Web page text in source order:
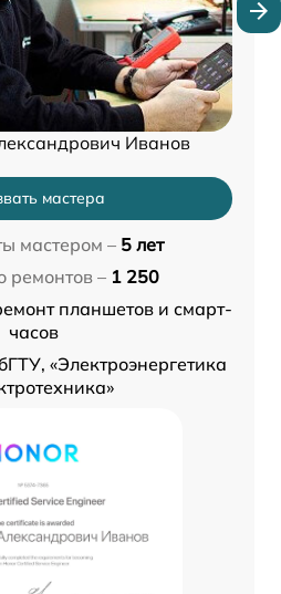
Иванов
мастера
мастером – 5 лет
ремонтов – 1 250
планшетов и смарт-
часов
«Электроэнергетика